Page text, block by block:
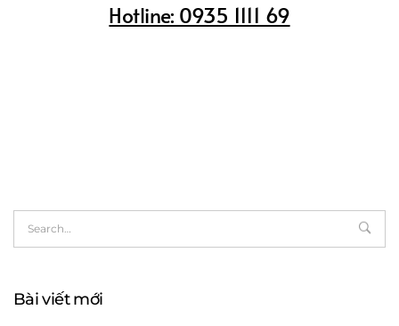
Hotline: 0935 1111 69
Bài viết mới